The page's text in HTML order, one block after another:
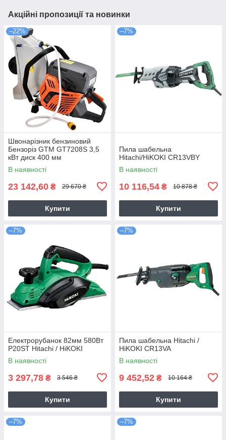
Акційні пропозиції та новинки
–22%
Швонарізник бензиновий
Бензоріз GTM GT7208S 3,5
кВт диск 400 мм
В наявності
23 142,60 ₴ 29 670 ₴
Купити
–7%
Пила шабельна
Hitachi/HiKOKI CR13VBY
В наявності
10 116,54 ₴ 10 878 ₴
Купити
–7%
Електрорубанок 82мм 580Вт
P20ST Hitachi / HiKOKI
В наявності
3 297,78 ₴ 3 546 ₴
Купити
–7%
Пила шабельна Hitachi /
HiKOKI CR13VA
В наявності
9 452,52 ₴ 10 164 ₴
Купити
–7% –7%